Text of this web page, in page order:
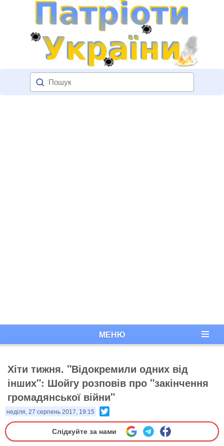
МЕНЮ
Хіти тижня. "Відокремили одних від
інших": Шойгу розповів про "закінчення
громадянської війни"
неділя, 27 серпень 2017, 19:15
Слідкуйте за нами